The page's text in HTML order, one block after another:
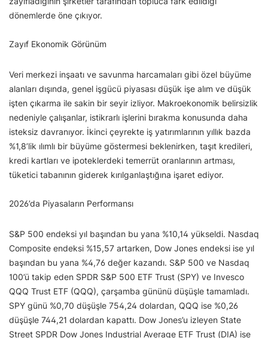
dönemlerde öne çıkıyor.
Zayıf Ekonomik Görünüm
Veri merkezi inşaatı ve savunma harcamaları gibi özel büyüme
alanları dışında, genel işgücü piyasası düşük işe alım ve düşük
işten çıkarma ile sakin bir seyir izliyor. Makroekonomik belirsizlik
nedeniyle çalışanlar, istikrarlı işlerini bırakma konusunda daha
isteksiz davranıyor. İkinci çeyrekte iş yatırımlarının yıllık bazda
%1,8’lik ılımlı bir büyüme göstermesi beklenirken, taşıt kredileri,
kredi kartları ve ipoteklerdeki temerrüt oranlarının artması,
tüketici tabanının giderek kırılganlaştığına işaret ediyor.
2026’da Piyasaların Performansı
S&P 500 endeksi yıl başından bu yana %10,14 yükseldi. Nasdaq
Composite endeksi %15,57 artarken, Dow Jones endeksi ise yıl
başından bu yana %4,76 değer kazandı. S&P 500 ve Nasdaq
100’ü takip eden SPDR S&P 500 ETF Trust (SPY) ve Invesco
QQQ Trust ETF (QQQ), çarşamba gününü düşüşle tamamladı.
SPY günü %0,70 düşüşle 754,24 dolardan, QQQ ise %0,26
düşüşle 744,21 dolardan kapattı. Dow Jones’u izleyen State
Street SPDR Dow Jones Industrial Average ETF Trust (DIA) ise